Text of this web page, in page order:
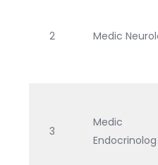
2 Medic
3
Medic
Endocrinolog